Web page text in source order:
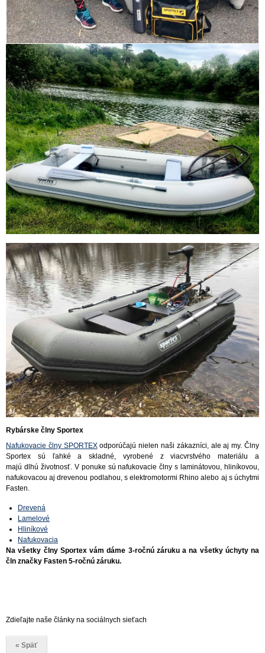
Rybárske člny Sportex
Nafukovacie člny SPORTEXodporúčajú nielen naši zákazníci, ale aj my. Člny
Sportex sú ľahké a skladné, vyrobené z viacvrstvého materiálu a
majú dlhú životnosť. V ponuke sú nafukovacie člny s laminátovou, hliníkovou,
nafukovacou aj drevenou podlahou, s elektromotormi Rhino alebo aj s úchytmi
Fasten.
Drevená
Lamelové
Hliníkové
Nafukovacia
Na všetky člny Sportex vám dáme 3-ročnú záruku a na všetky úchyty na
čln značky Fasten 5-ročnú záruku.
Zdieľajte naše články na sociálnych sieťach
« Späť